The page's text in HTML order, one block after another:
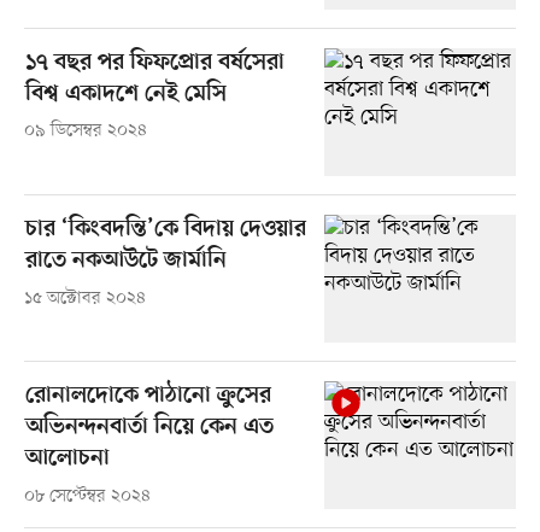
১৭ বছর পর ফিফপ্রোর বর্ষসেরা
বিশ্ব একাদশে নেই মেসি
০৯ ডিসেম্বর ২০২৪
চার ‘কিংবদন্তি’কে বিদায় দেওয়ার
রাতে নকআউটে জার্মানি
১৫ অক্টোবর ২০২৪
রোনালদোকে পাঠানো ক্রুসের
অভিনন্দনবার্তা নিয়ে কেন এত
আলোচনা
০৮ সেপ্টেম্বর ২০২৪